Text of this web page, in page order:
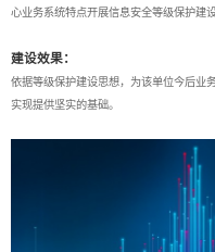
心业务系统特点开展信息安全等级保护建
建设效果：
依据等级保护建设思想，为该单位今后业
实现提供坚实的基础。